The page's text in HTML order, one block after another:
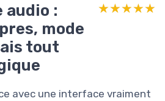
audio :
mode
tout
★★★★★
★★★★★
avec une interface vraiment